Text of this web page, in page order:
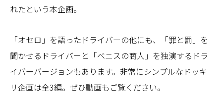
れたという本企画。
「オセロ」を語ったドライバーの他にも、「罪と罰」を
聞かせるドライバーと「ベニスの商人」を独演するドラ
イバーバージョンもあります。非常にシンプルなドッキ
リ企画は全3編。ぜひ動画もご覧ください。